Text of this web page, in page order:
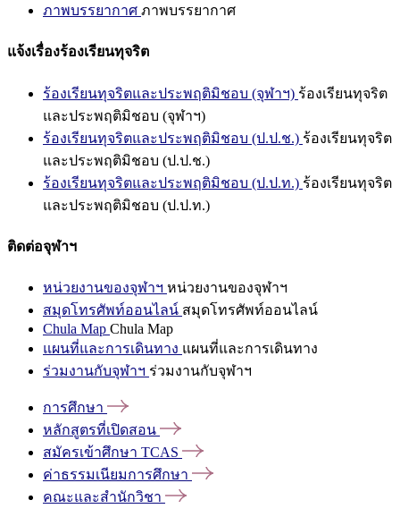
ภาพบรรยากาศ ภาพบรรยากาศ
แจ้งเรื่องร้องเรียนทุจริต
ร้องเรียนทุจริตและประพฤติมิชอบ (จุฬาฯ) ร้องเรียนทุจริต
และประพฤติมิชอบ (จุฬาฯ)
ร้องเรียนทุจริตและประพฤติมิชอบ (ป.ป.ช.) ร้องเรียนทุจริต
และประพฤติมิชอบ (ป.ป.ช.)
ร้องเรียนทุจริตและประพฤติมิชอบ (ป.ป.ท.) ร้องเรียนทุจริต
และประพฤติมิชอบ (ป.ป.ท.)
ติดต่อจุฬาฯ
หน่วยงานของจุฬาฯ หน่วยงานของจุฬาฯ
สมุดโทรศัพท์ออนไลน์ สมุดโทรศัพท์ออนไลน์
Chula Map Chula Map
แผนที่และการเดินทาง แผนที่และการเดินทาง
ร่วมงานกับจุฬาฯ ร่วมงานกับจุฬาฯ
การศึกษา
หลักสูตรที่เปิดสอน
สมัครเข้าศึกษา TCAS
ค่าธรรมเนียมการศึกษา
คณะและสำนักวิชา